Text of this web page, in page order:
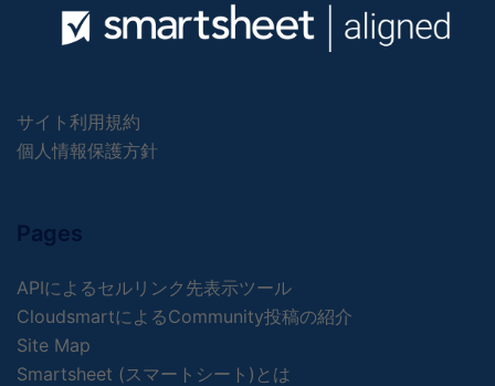
サイト利用規約
個人情報保護方針
Pages
APIによるセルリンク先表示ツール
CloudsmartによるCommunity投稿の紹介
Site Map
Smartsheet (スマートシート)とは